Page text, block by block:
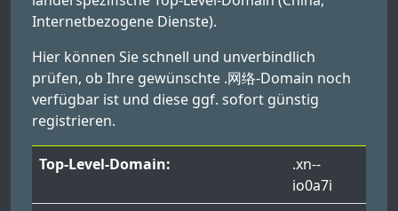
Internetbezogene Dienste).
Hier können Sie schnell und unverbindlich
prüfen, ob Ihre gewünschte .网络-Domain noch
verfügbar ist und diese ggf. sofort günstig
registrieren.
Top-Level-Domain:
.xn--
io0a7i